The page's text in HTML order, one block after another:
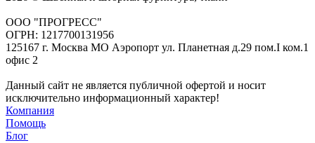
ООО "ПРОГРЕСС"
ОГРН: 1217700131956
125167 г. Москва МО Аэропорт ул. Планетная д.29 пом.I ком.1
офис 2
Данный сайт не является публичной офертой и носит
исключительно информационный характер!
Компания
Помощь
Блог